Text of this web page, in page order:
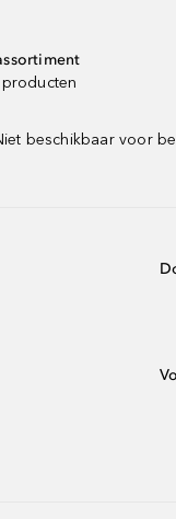
beschikbaar voor